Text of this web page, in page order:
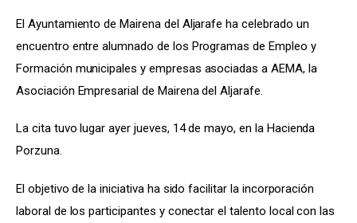
El Ayuntamiento de Mairena del Aljarafe ha celebrado un
encuentro entre alumnado de los Programas de Empleo y
Formación municipales y empresas asociadas a AEMA, la
Asociación Empresarial de Mairena del Aljarafe.
La cita tuvo lugar ayer jueves, 14 de mayo, en la Hacienda
Porzuna.
El objetivo de la iniciativa ha sido facilitar la incorporación
laboral de los participantes y conectar el talento local con las